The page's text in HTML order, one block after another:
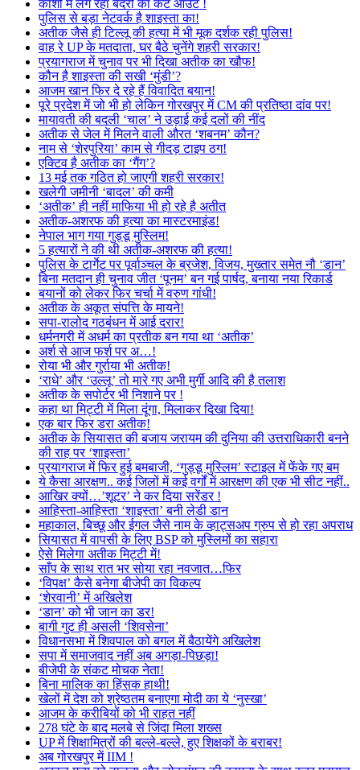
काशी में लग रहा बंदरों का कट आउट !
पुलिस से बड़ा नेटवर्क है शाइस्ता का!
अतीक जैसे ही टिल्लू की हत्या में भी मूक दर्शक रही पुलिस!
वाह रे UP के मतदाता, घर बैठे चुनेंगे शहरी सरकार!
प्रयागराज में चुनाव पर भी दिखा अतीक का खौफ!
कौन है शाइस्ता की सखी ‘मुंडी’?
आजम खान फिर दे रहे हैं विवादित बयान!
पूरे प्रदेश में जो भी हो लेकिन गोरखपुर में CM की प्रतिष्ठा दांव पर!
मायावती की बदली ‘चाल’ ने उड़ाई कई दलों की नींद
अतीक से जेल में मिलने वाली औरत ‘शबनम’ कौन?
नाम से ‘शेरपुरिया’ काम से गीदड़ टाइप ठग!
एक्टिव है अतीक का ‘गैंग’?
13 मई तक गठित हो जाएगी शहरी सरकार!
खलेगी जमीनी ‘बादल’ की कमी
‘अतीक’ ही नहीं माफिया भी हो रहे है अतीत
अतीक-अशरफ की हत्या का मास्टरमाइंड!
नेपाल भाग गया गुड्डू मुस्लिम!
5 हत्यारों ने की थी अतीक-अशरफ की हत्या!
पुलिस के टार्गेट पर पूर्वाञ्चल के ब्रजेश, विजय, मुख्तार समेत नौ ‘डान’
बिना मतदान ही चुनाव जीत ‘पूनम’ बन गई पार्षद, बनाया नया रिकार्ड
बयानों को लेकर फिर चर्चा में वरुण गांधी!
अतीक के अकूत संपत्ति के मायने!
सपा-रालोद गठबंधन में आई दरार!
धर्मनगरी में अधर्म का प्रतीक बन गया था ‘अतीक’
अर्श से आज फर्श पर अ…!
रोया भी और गुर्राया भी अतीक!
‘राधे’ और ‘उल्लू’ तो मारे गए अभी मुर्गी आदि की है तलाश
अतीक के सपोर्टर भी निशाने पर !
कहा था मिट्टी में मिला दूंगा, मिलाकर दिखा दिया!
एक बार फिर डरा अतीक!
अतीक के सियासत की बजाय जरायम की दुनिया की उत्तराधिकारी बनने
की राह पर ‘शाइस्ता’
प्रयागराज में फिर हुई बमबाजी, ‘गुड्डू मुस्लिम’ स्टाइल में फेंके गए बम
ये कैसा आरक्षण.. कई जिलों में कई वर्गों में आरक्षण की एक भी सीट नहीं..
आखिर क्यों…’शूटर’ ने कर दिया सरेंडर !
आहिस्ता-आहिस्ता ‘शाइस्ता’ बनी लेडी डान
महाकाल, बिच्छू और ईगल जैसे नाम के व्हाट्सअप ग्रुप से हो रहा अपराध
सियासत में वापसी के लिए BSP को मुस्लिमों का सहारा
ऐसे मिलेगा अतीक मिट्टी में!
साँप के साथ रात भर सोया रहा नवजात…फिर
‘विपक्ष’ कैसे बनेगा बीजेपी का विकल्प
‘शेरवानी’ में अखिलेश
‘डान’ को भी जान का डर!
बागी गुट ही असली ‘शिवसेना’
विधानसभा में शिवपाल को बगल में बैठायेंगे अखिलेश
सपा में समाजवाद नहीं अब अगड़ा-पिछड़ा!
बीजेपी के संकट मोचक नेता!
बिना मालिक का हिंसक हाथी!
खेलों में देश को श्रेष्ठतम बनाएगा मोदी का ये ‘नुस्खा’
आजम के करीबियों को भी राहत नहीं
278 घंटे के बाद मलबे से जिंदा मिला शख्स
UP में शिक्षामित्रों की बल्ले-बल्ले, हुए शिक्षकों के बराबर!
अब गोरखपुर में IIM !